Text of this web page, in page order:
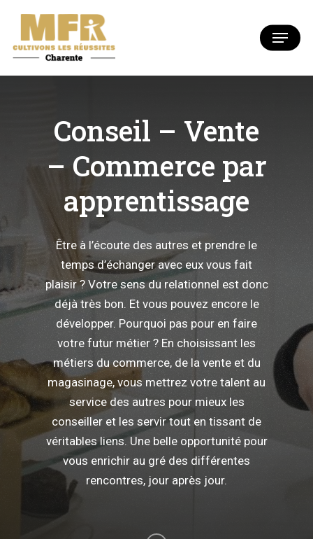
main
Menu
Conseil – Vente
– Commerce par
apprentissage
Être à l’écoute des autres et prendre le
temps d’échanger avec eux vous fait
plaisir ? Votre sens du relationnel est donc
déjà très bon. Et vous pouvez encore le
développer. Pourquoi pas pour en faire
votre futur métier ? En choisissant les
métiers du commerce, de la vente et du
magasinage, vous mettrez votre talent au
service des autres pour mieux les
conseiller et les servir tout en tissant de
véritables liens. Une belle opportunité pour
vous enrichir au gré des différentes
rencontres, jour après jour.
Close